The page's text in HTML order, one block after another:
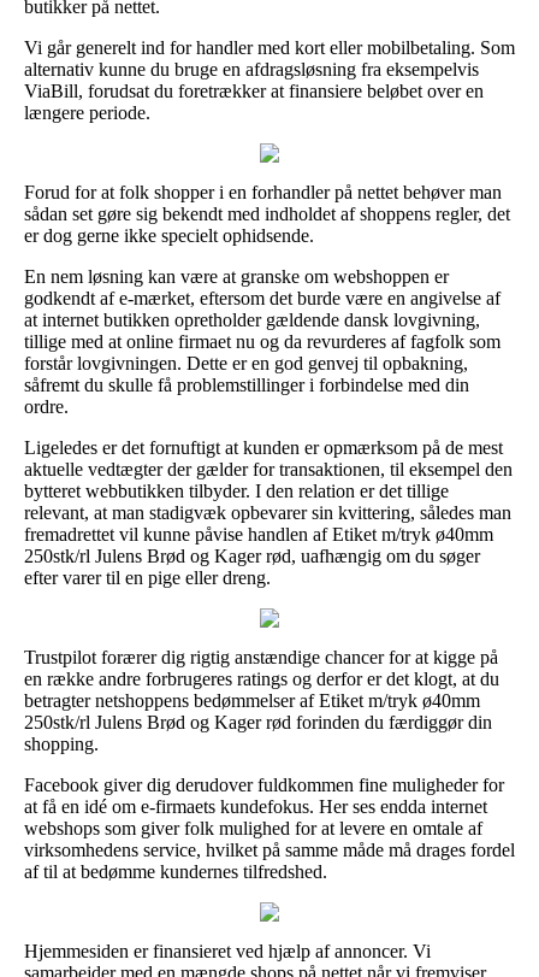
butikker på nettet.
Vi går generelt ind for handler med kort eller mobilbetaling. Som
alternativ kunne du bruge en afdragsløsning fra eksempelvis
ViaBill, forudsat du foretrækker at finansiere beløbet over en
længere periode.
Forud for at folk shopper i en forhandler på nettet behøver man
sådan set gøre sig bekendt med indholdet af shoppens regler, det
er dog gerne ikke specielt ophidsende.
En nem løsning kan være at granske om webshoppen er
godkendt af e-mærket, eftersom det burde være en angivelse af
at internet butikken opretholder gældende dansk lovgivning,
tillige med at online firmaet nu og da revurderes af fagfolk som
forstår lovgivningen. Dette er en god genvej til opbakning,
såfremt du skulle få problemstillinger i forbindelse med din
ordre.
Ligeledes er det fornuftigt at kunden er opmærksom på de mest
aktuelle vedtægter der gælder for transaktionen, til eksempel den
bytteret webbutikken tilbyder. I den relation er det tillige
relevant, at man stadigvæk opbevarer sin kvittering, således man
fremadrettet vil kunne påvise handlen af Etiket m/tryk ø40mm
250stk/rl Julens Brød og Kager rød, uafhængig om du søger
efter varer til en pige eller dreng.
Trustpilot forærer dig rigtig anstændige chancer for at kigge på
en række andre forbrugeres ratings og derfor er det klogt, at du
betragter netshoppens bedømmelser af Etiket m/tryk ø40mm
250stk/rl Julens Brød og Kager rød forinden du færdiggør din
shopping.
Facebook giver dig derudover fuldkommen fine muligheder for
at få en idé om e-firmaets kundefokus. Her ses endda internet
webshops som giver folk mulighed for at levere en omtale af
virksomhedens service, hvilket på samme måde må drages fordel
af til at bedømme kundernes tilfredshed.
Hjemmesiden er finansieret ved hjælp af annoncer. Vi
samarbejder med en mængde shops på nettet når vi fremviser